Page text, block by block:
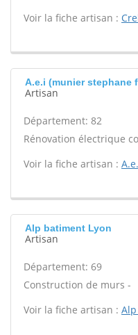
Voir la fiche artisan :
A.e.i (munier stephane
Artisan
Département: 82
Rénovation électrique
Voir la fiche artisan :
Alp batiment Lyon
Artisan
Département: 69
Construction de murs -
Voir la fiche artisan :